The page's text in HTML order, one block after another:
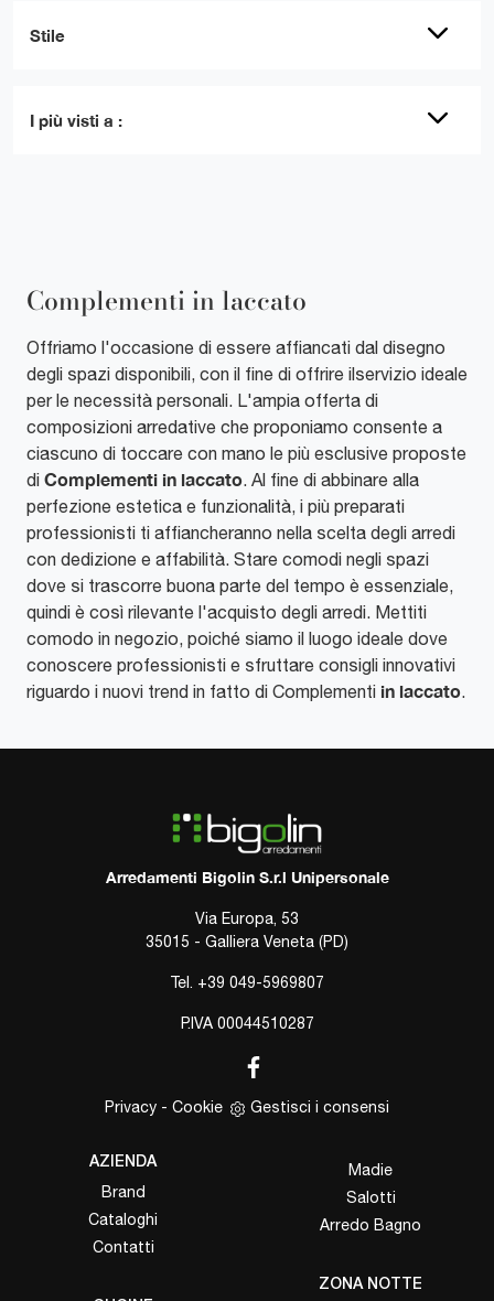
Stile
I più visti a :
Complementi in laccato
Offriamo l'occasione di essere affiancati dal disegno
degli spazi disponibili, con il fine di offrire ilservizio ideale
per le necessità personali. L'ampia offerta di
composizioni arredative che proponiamo consente a
ciascuno di toccare con mano le più esclusive proposte
di Complementi in laccato. Al fine di abbinare alla
perfezione estetica e funzionalità, i più preparati
professionisti ti affiancheranno nella scelta degli arredi
con dedizione e affabilità. Stare comodi negli spazi
dove si trascorre buona parte del tempo è essenziale,
quindi è così rilevante l'acquisto degli arredi. Mettiti
comodo in negozio, poiché siamo il luogo ideale dove
conoscere professionisti e sfruttare consigli innovativi
riguardo i nuovi trend in fatto di Complementi in laccato.
Arredamenti Bigolin S.r.l Unipersonale
Via Europa, 53
35015 - Galliera Veneta (PD)
Tel. +39 049-5969807
P.IVA 00044510287
Privacy - Cookie Gestisci i consensi
AZIENDA
Brand
Cataloghi
Contatti
Madie
Salotti
Arredo Bagno
ZONA NOTTE